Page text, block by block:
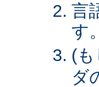
言
す。
(
ダ